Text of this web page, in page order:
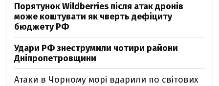
Порятунок Wildberries після атак дронів
може коштувати як чверть дефіциту
бюджету РФ
Удари РФ знеструмили чотири райони
Дніпропетровщини
Атаки в Чорному морі вдарили по світових